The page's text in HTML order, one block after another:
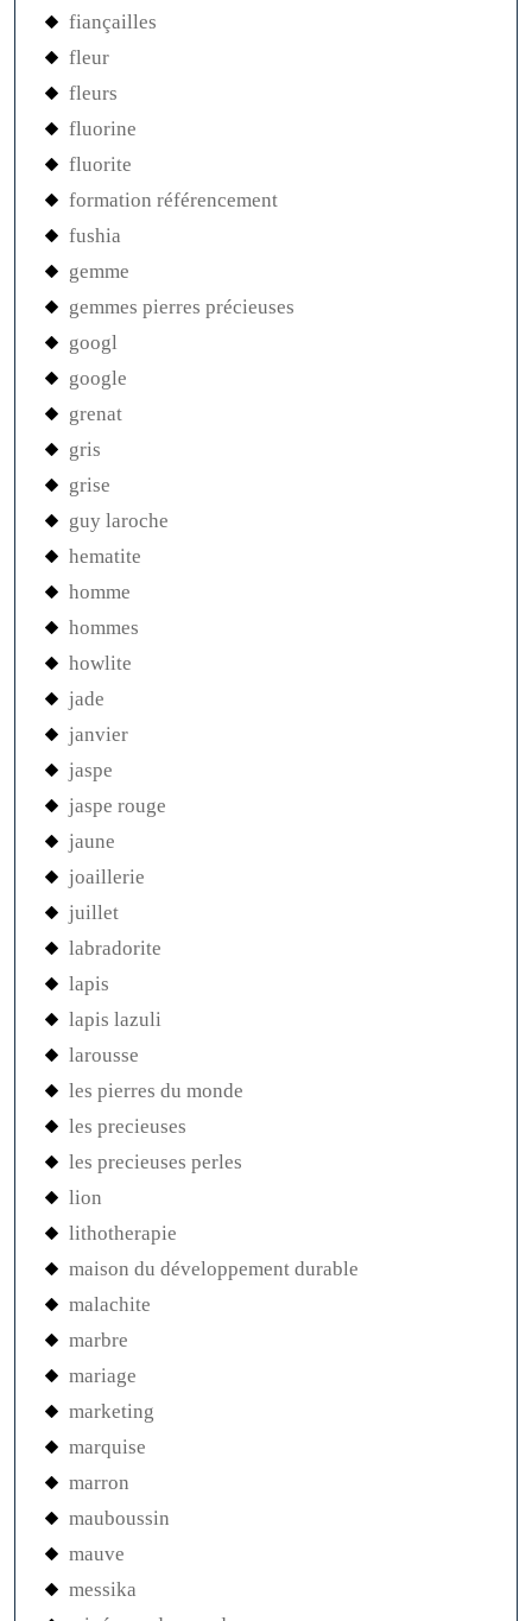
fiançailles
fleur
fleurs
fluorine
fluorite
formation référencement
fushia
gemme
gemmes pierres précieuses
googl
google
grenat
gris
grise
guy laroche
hematite
homme
hommes
howlite
jade
janvier
jaspe
jaspe rouge
jaune
joaillerie
juillet
labradorite
lapis
lapis lazuli
larousse
les pierres du monde
les precieuses
les precieuses perles
lion
lithotherapie
maison du développement durable
malachite
marbre
mariage
marketing
marquise
marron
mauboussin
mauve
messika